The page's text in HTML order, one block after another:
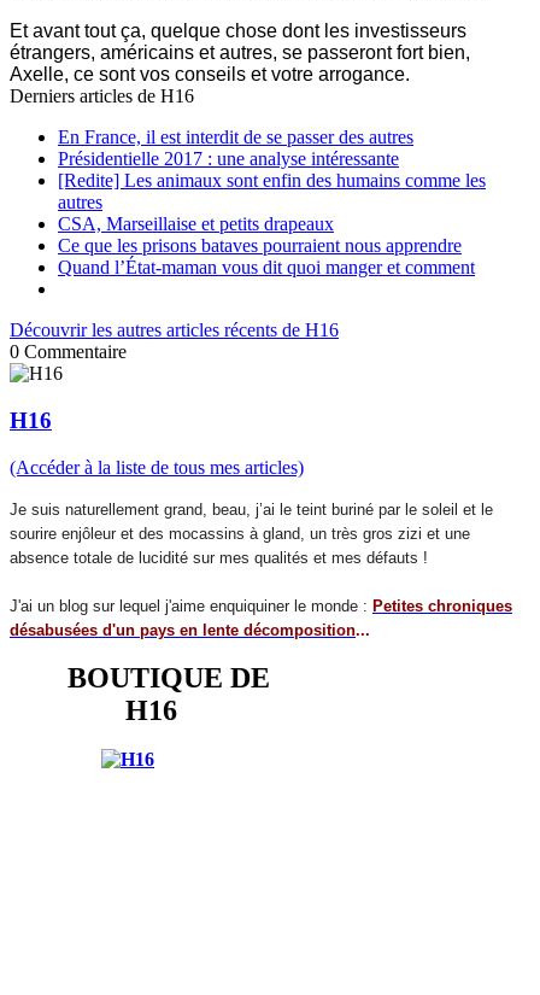
Et avant tout ça, quelque chose dont les investisseurs
étrangers, américains et autres, se passeront fort bien,
Axelle, ce sont vos conseils et votre arrogance.
Derniers articles de H16
En France, il est interdit de se passer des autres
Présidentielle 2017 : une analyse intéressante
[Redite] Les animaux sont enfin des humains comme les
autres
CSA, Marseillaise et petits drapeaux
Ce que les prisons bataves pourraient nous apprendre
Quand l’État-maman vous dit quoi manger et comment
Découvrir les autres articles récents de H16
0 Commentaire
H16
(Accéder à la liste de tous mes articles)
Je suis naturellement grand, beau, j’ai le teint buriné par le soleil et le
sourire enjôleur et des mocassins à gland, un très gros zizi et une
absence totale de lucidité sur mes qualités et mes défauts !
J'ai un blog sur lequel j'aime enquiquiner le monde : Petites chroniques
désabusées d'un pays en lente décomposition...
BOUTIQUE DE
H16